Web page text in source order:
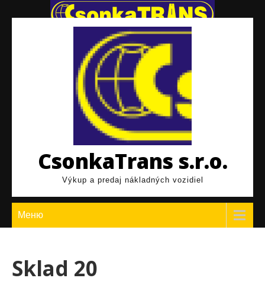
CsonkaTrans s.r.o.
Výkup a predaj nákladných vozidiel
Меню
Sklad 20